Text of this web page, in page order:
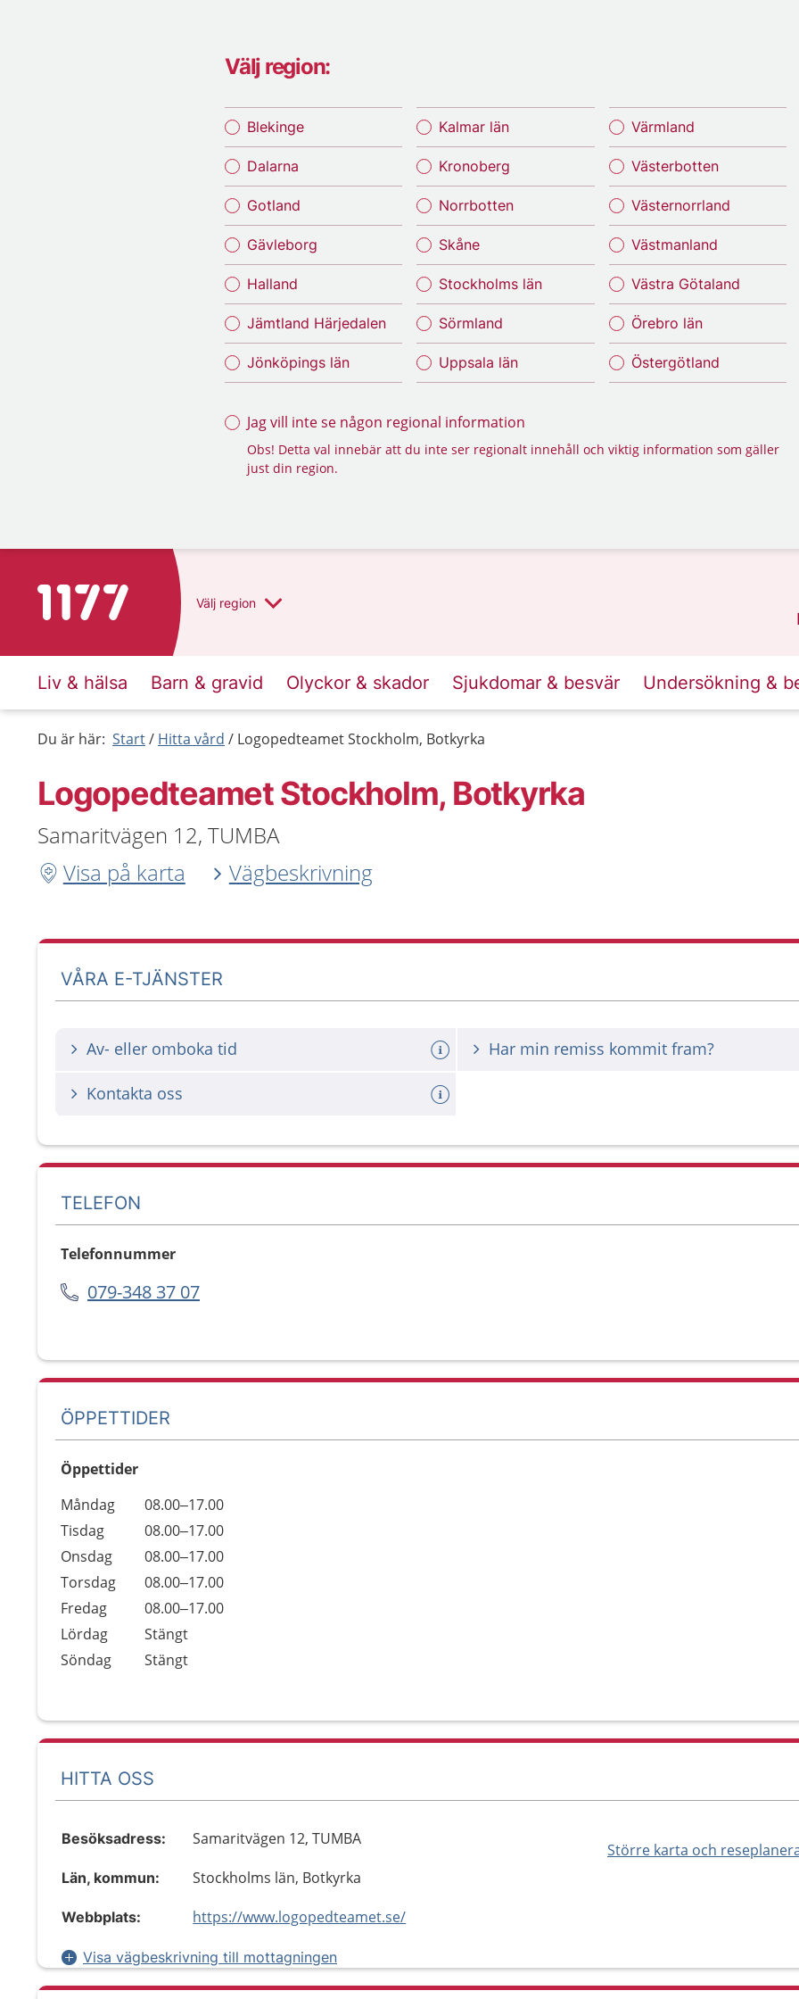
Välj region:
Blekinge
Dalarna
Gotland
Gävleborg
Halland
Jämtland Härjedalen
Jönköpings län
Kalmar län
Kronoberg
Norrbotten
Skåne
Stockholms län
Sörmland
Uppsala län
Värmland
Västerbotten
Västernorrland
Västmanland
Västra Götaland
Örebro län
Östergötland
Jag vill inte se någon regional information
Obs! Detta val innebär att du inte ser regionalt innehåll och viktig information som gäller
just din region.
Till startsidan för 1177 Välj region
Liv & hälsa Barn & gravid Olyckor & skador Sjukdomar & besvär Undersökning &
Du är här: Start Hitta vård Logopedteamet Stockholm, Botkyrka
Logopedteamet Stockholm, Botkyrka
Samaritvägen 12, TUMBA
Visa på karta
Vägbeskrivning
VÅRA E-TJÄNSTER
Av- eller omboka tid Har min remiss kommit fram?
Kontakta oss
TELEFON
Telefonnummer
079-348 37 07
ÖPPETTIDER
Öppettider
Dag
Öppettider
Kommentarer
Måndag
08.00–17.00
Tisdag
08.00–17.00
Onsdag
08.00–17.00
Torsdag
08.00–17.00
Fredag
08.00–17.00
Lördag
Stängt
Söndag
Stängt
HITTA OSS
Större karta och
Besöksadress: Samaritvägen 12, TUMBA
Län, kommun: Stockholms län, Botkyrka
Webbplats: https://www.logopedteamet.se/
Visa vägbeskrivning till mottagningen